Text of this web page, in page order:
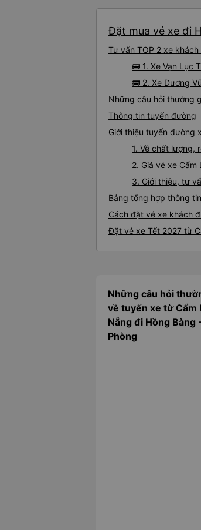
Đặt mua vé xe đi
Tư vấn TOP 2 xe
🚌 1. Xe Vạn Lục
🚌 2. Xe Dương
Những câu hỏi thường
Thông tin tuyến đường
Giới thiệu tuyến đường
1. Về chất lượng,
2. Giá vé xe Cẩm
3. Giới thiệu, tư
Bảng tổng hợp thông
Cách đặt vé xe khách
Đặt vé xe Tết 2027 từ
Những câu hỏi
về tuyến xe từ Cẩm
Nẵng đi Hồng Bàng
Phòng